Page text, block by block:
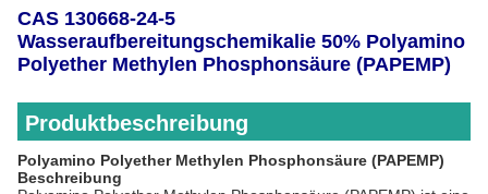
CAS 130668-24-5
Wasseraufbereitungschemikalie 50% Polyamino
Polyether Methylen Phosphonsäure (PAPEMP)
Produktbeschreibung
Polyamino Polyether Methylen Phosphonsäure (PAPEMP)
Beschreibung